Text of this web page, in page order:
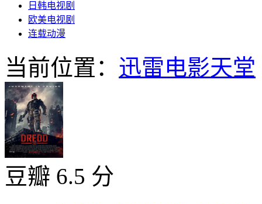
日韩电视剧
欧美电视剧
连载动漫
当前位置： 迅雷电影天堂
豆瓣 6.5 分